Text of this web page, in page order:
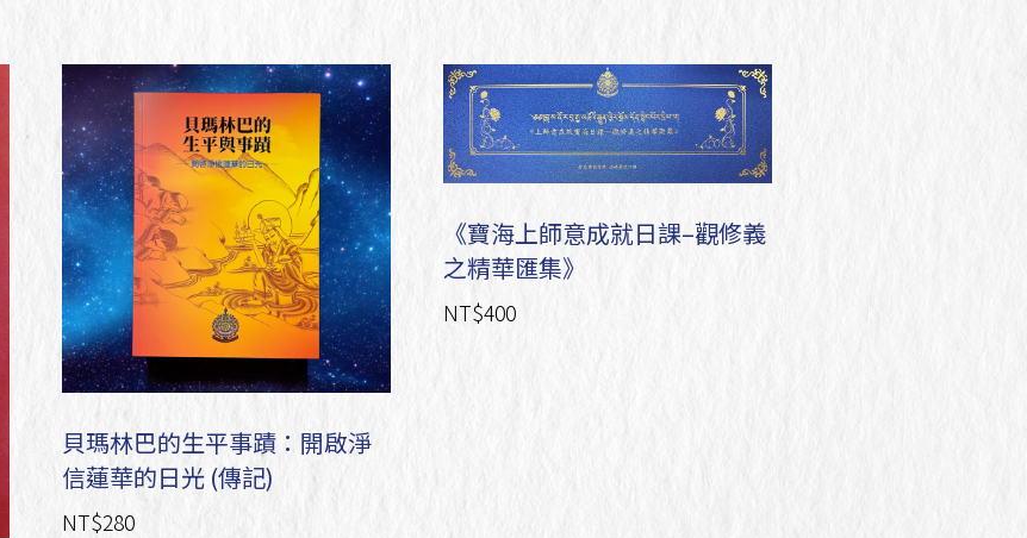
貝瑪林巴的生平事蹟：開啟淨
信蓮華的日光 (傳記)
NT$280
《寶海上師意成就日課–觀修義
之精華匯集》
NT$400